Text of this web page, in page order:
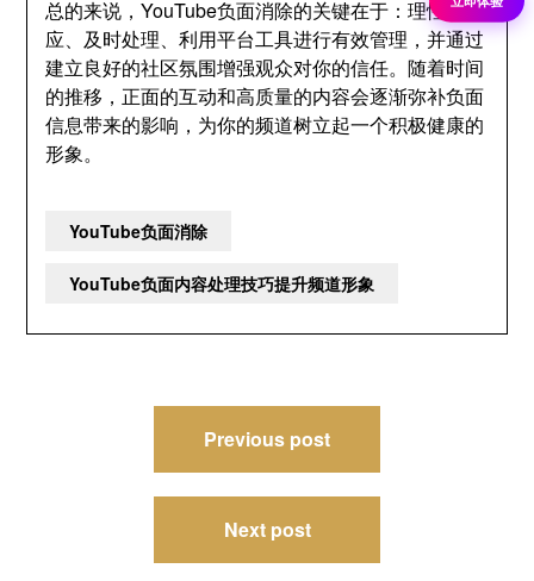
总的来说，YouTube负面消除的关键在于：理性回
应、及时处理、利用平台工具进行有效管理，并通过
建立良好的社区氛围增强观众对你的信任。随着时间
的推移，正面的互动和高质量的内容会逐渐弥补负面
信息带来的影响，为你的频道树立起一个积极健康的
形象。
YouTube负面消除
YouTube负面内容处理技巧提升频道形象
Previous post
Next post